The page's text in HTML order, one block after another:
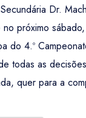
Dr.
próximo
do 4.º
todas as
quer para a